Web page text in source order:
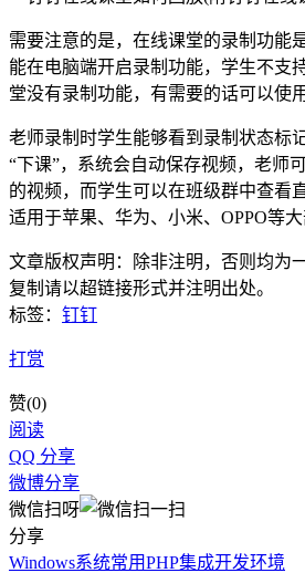
需要注意的是，在线课堂的录制功能
能在电脑端开启录制功能，学生不支
堂没有录制功能，有需要的话可以使
老师录制时学生能够看到录制状态标
“下课”，系统会自动保存视频，老师
的视频，而学生可以在班级群中查看
适用于苹果、华为、小米、OPPO等
文章版权声明：除非注明，否则均为
复制请以超链接形式并注明出处。
标签： 钉钉
打赏
赞(0)
阅读
QQ 分享
微博分享
微信扫呀
分享
Windows系统常用PHP集成开发环境